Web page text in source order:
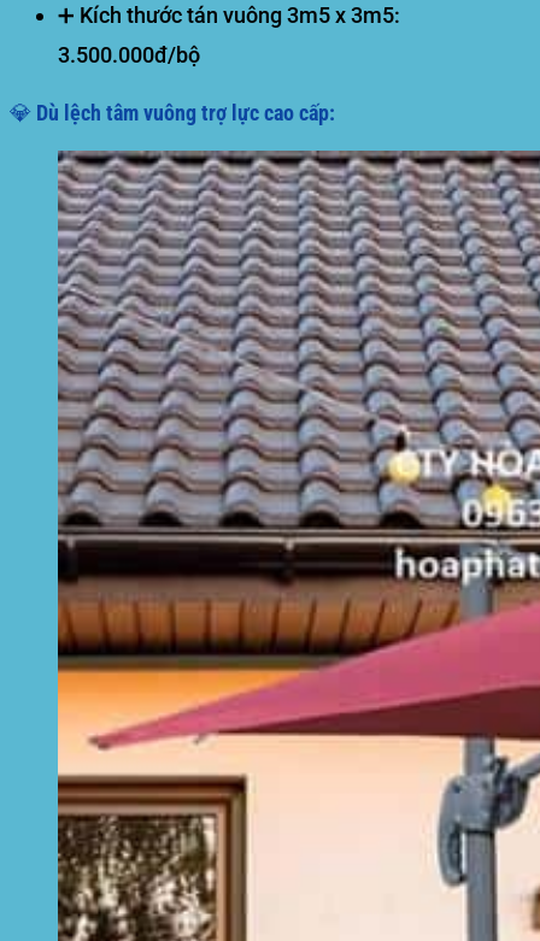
➕ Kích thước tán vuông 3m5 x 3m5:
3.500.000đ/bộ
💎 Dù lệch tâm vuông trợ lực cao cấp: